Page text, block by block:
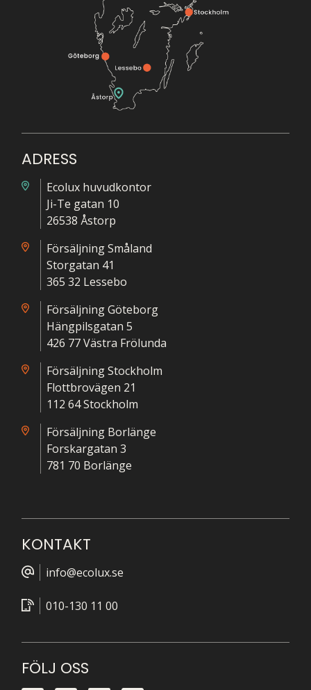
ADRESS
Ecolux huvudkontor
Ji-Te gatan 10
26538 Åstorp
Försäljning Småland
Storgatan 41
365 32 Lessebo
Försäljning Göteborg
Hängpilsgatan 5
426 77 Västra Frölunda
Försäljning Stockholm
Flottbrovägen 21
112 64 Stockholm
Försäljning Borlänge
Forskargatan 3
781 70 Borlänge
KONTAKT
info@ecolux.se
010-130 11 00
FÖLJ OSS